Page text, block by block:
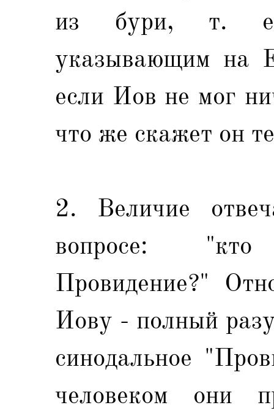
из бури, т. е.
указывающим на
если Иов не мог
что же скажет он
2. Величие
вопросе:
Провидение?"
Иову - полный
синодальное
человеком они